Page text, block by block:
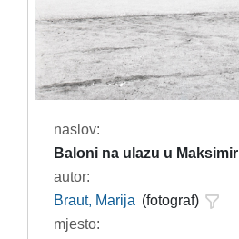
naslov:
Baloni na ulazu u Maksimir
autor:
Braut, Marija (fotograf)
mjesto: